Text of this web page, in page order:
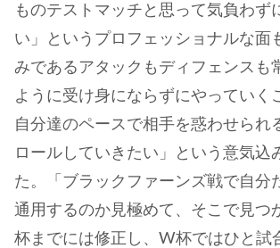
ものテストマッチと思って気負わず
い」というプロフェッショナルな面
みであるアタックもディフェンスも
ように受け身にならずにやっていく
自分達のペースで相手を惑わせられ
ロールしていきたい」という意気込
た。「ブラックファーンズ戦で自分
通用するのか見極めて、そこで見つ
杯までには修正し、W杯ではひと試